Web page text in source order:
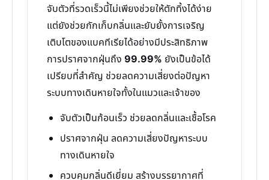
จับตัวที่รวดเร็วนี้ไม่เพียงช่วยให้ตักทิ้งได้ง่าย
แต่ยังช่วยกักเก็บกลิ่นและยับยั้งการเจริญ
เติบโตของแบคทีเรียได้อย่างมีประสิทธิภาพ
การปราศจากฝุ่นถึง 99.99% ยังเป็นข้อได้
เปรียบที่สำคัญ ช่วยลดความเสี่ยงต่อปัญหา
ระบบทางเดินหายใจทั้งในแมวและเจ้าของ
จับตัวเป็นก้อนเร็ว ช่วยลดกลิ่นและเชื้อโรค
ปราศจากฝุ่น ลดความเสี่ยงปัญหาระบบ
ทางเดินหายใจ
ควบคุมกลิ่นดีเยี่ยม สร้างบรรยากาศที่